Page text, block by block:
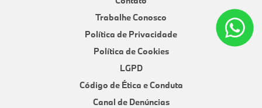
Trabalhe Conosco
Política de Privacidade
Política de Cookies
LGPD
Código de Ética e Conduta
Canal de Denúncias